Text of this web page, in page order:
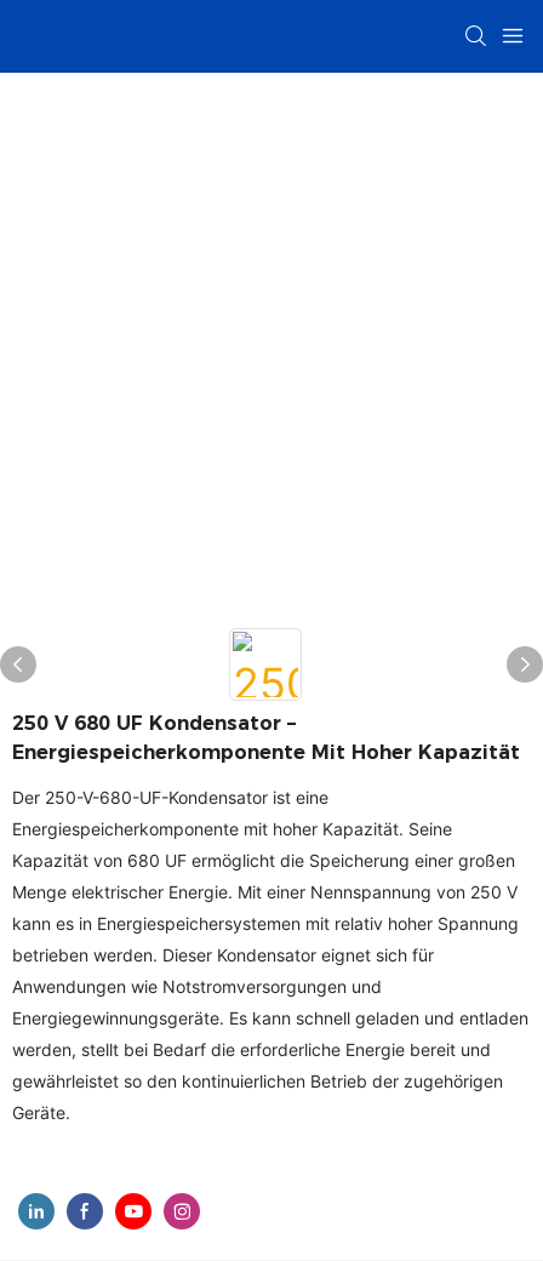
250 V 680 UF ​​Kondensator –
Energiespeicherkomponente Mit Hoher Kapazität
Der 250-V-680-UF-Kondensator ist eine
Energiespeicherkomponente mit hoher Kapazität. Seine
Kapazität von 680 UF ​​ermöglicht die Speicherung einer großen
Menge elektrischer Energie. Mit einer Nennspannung von 250 V
kann es in Energiespeichersystemen mit relativ hoher Spannung
betrieben werden. Dieser Kondensator eignet sich für
Anwendungen wie Notstromversorgungen und
Energiegewinnungsgeräte. Es kann schnell geladen und entladen
werden, stellt bei Bedarf die erforderliche Energie bereit und
gewährleistet so den kontinuierlichen Betrieb der zugehörigen
Geräte.